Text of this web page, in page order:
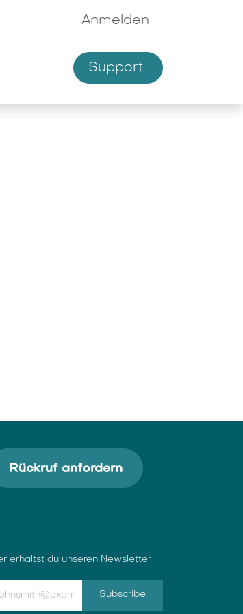
Anmelden
Supp​​ort
Rückruf anfordern
erhältst du unseren Newsletter
Subscribe